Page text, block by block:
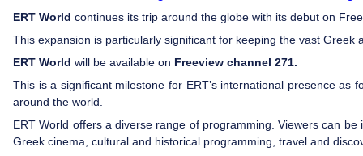
ERT World continues its trip around the globe with its debut on
This expansion is particularly significant for keeping the vast
ERT World will be available on Freeview channel 271.
This is a significant milestone for ERT’s international presence
around the world.
ERT World offers a diverse range of programming. Viewers can
Greek cinema, cultural and historical programming, travel and